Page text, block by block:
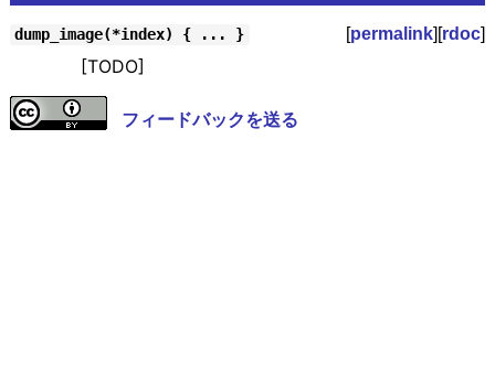
dump_image(*index) { ... } [permalink][rdoc]
[TODO]
フィードバックを送る